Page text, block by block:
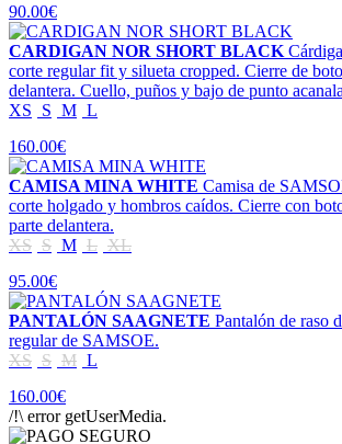
90.00€
CARDIGAN NOR SHORT BLACK
corte regular fit y silueta cropped. Cierre de
delantera. Cuello, puños y bajo de punto
XS
S M L
160.00€
CAMISA MINA WHITE Camisa de
corte holgado y hombros caídos. Cierre con
parte delantera.
XS S M L XL
95.00€
PANTALÓN SAAGNETE Pantalón de raso
regular de SAMSOE.
XS S M L
160.00€
/!\ error getUserMedia.